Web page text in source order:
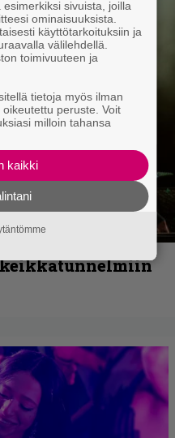
sivuista, joilla
ominaisuuksista.
käyttötarkoituksiin ja
välilehdellä.
toimivuuteen ja
tietoja myös ilman
peruste. Voit
milloin tahansa
kaikki